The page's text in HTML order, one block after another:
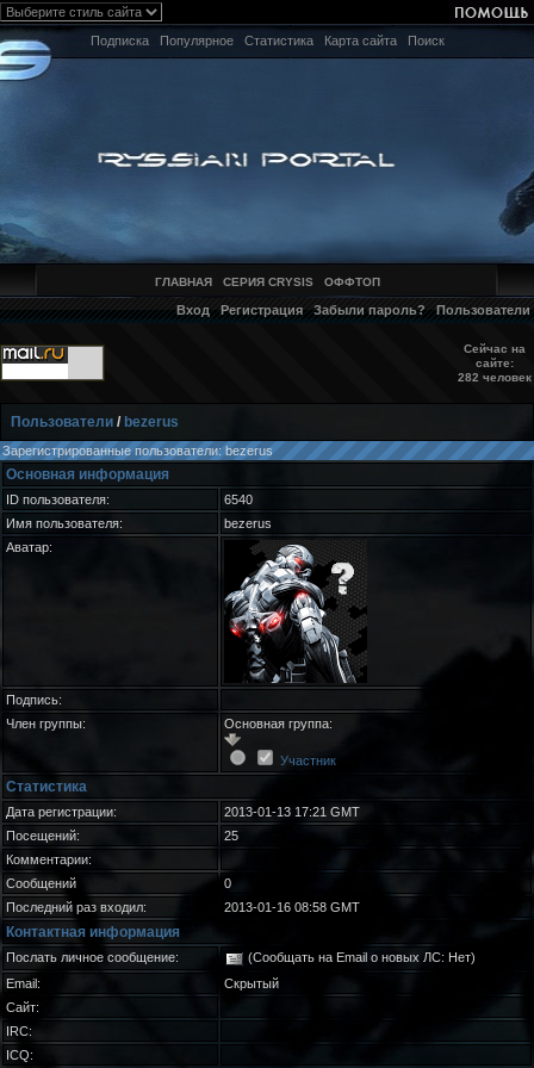
Подписка Популярное Статистика Карта сайта Поиск
ГЛАВНАЯ СЕРИЯ CRYSIS ОФФТОП
Вход Регистрация Забыли пароль? Пользователи
Сейчас на
сайте:
282 человек
Пользователи / bezerus
Зарегистрированные пользователи: bezerus
Основная информация
ID пользователя:
6540
Имя пользователя:
bezerus
Аватар:
Подпись:
Член группы:
Основная группа:
Участник
Статистика
Дата регистрации:
2013-01-13 17:21 GMT
Посещений:
25
Комментарии:
Сообщений
0
Последний раз входил:
2013-01-16 08:58 GMT
Контактная информация
Послать личное сообщение:
(Сообщать на Email о новых ЛС: Нет)
Email:
Скрытый
Сайт:
IRC:
ICQ: